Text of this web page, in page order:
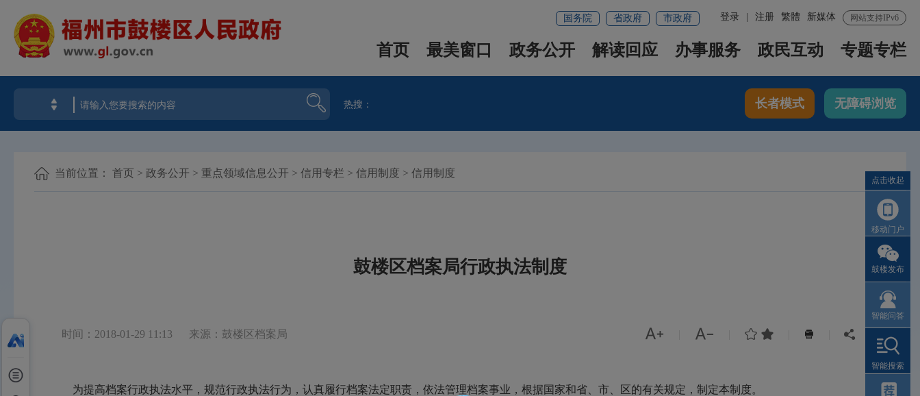
网站支持IPv6
新媒体
繁體
登录 注册
国务院 省政府 市政府
首页 最美窗口 政务公开 解读回应 办事服务 政民互动 专题专栏
热搜： 长者模式 无障碍浏览
当前位置： 首页 > 政务公开 > 重点领域信息公开 > 信用专栏 > 信用制度 > 信用制度
鼓楼区档案局行政执法制度
时间：2018-01-29 11:13 来源：鼓楼区档案局      
为提高档案行政执法水平，规范行政执法行为，认真履行档案法定职责，依法管理档案事业，根据国家和省、市、区的有关规定，制定本制度。
点击收起
移动门户
鼓楼发布
智能问答
智能搜索